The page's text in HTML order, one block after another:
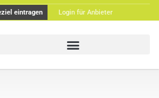
eintragen Login für Anbieter